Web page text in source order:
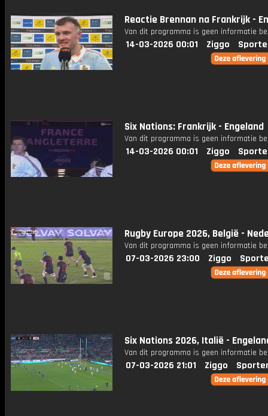
Reactie Brennan na Frankrijk -
Van dit programma is geen informatie
14-03-2026 00:01 Ziggo
Six Nations: Frankrijk - Engeland
Van dit programma is geen informatie
14-03-2026 00:01 Ziggo
Rugby Europe 2026, België -
Van dit programma is geen informatie
07-03-2026 23:00 Ziggo
Six Nations 2026, Italië -
Van dit programma is geen informatie
07-03-2026 21:01 Ziggo